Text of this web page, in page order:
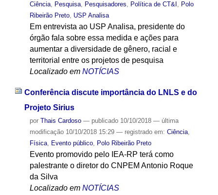
Ciência, Pesquisa, Pesquisadores, Política de CT&I , Polo
Ribeirão Preto, USP Analisa
Em entrevista ao USP Analisa, presidente do
órgão fala sobre essa medida e ações para
aumentar a diversidade de gênero, racial e
territorial entre os projetos de pesquisa
Localizado em NOTÍCIAS
Conferência discute importância do LNLS e do
Projeto Sirius
por Thais Cardoso — publicado10/10/2018 — última
modificação10/10/2018 15:29 — registrado em: Ciência,
Física, Evento público, Polo Ribeirão Preto
Evento promovido pelo IEA-RP terá como
palestrante o diretor do CNPEM Antonio Roque
da Silva
Localizado em NOTÍCIAS